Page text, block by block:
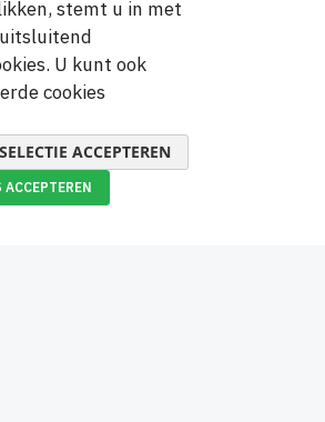
Geld-terug-garantie
Neem contact met ons op.
BETALINGEN
stemt u in met
U kunt ook
cookies
SELECTIE ACCEPTEREN
ACCEPTEREN